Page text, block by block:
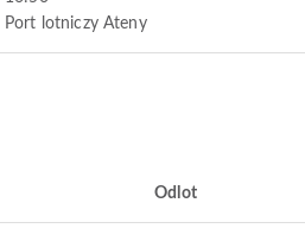
Port lotniczy Ateny
Odlot